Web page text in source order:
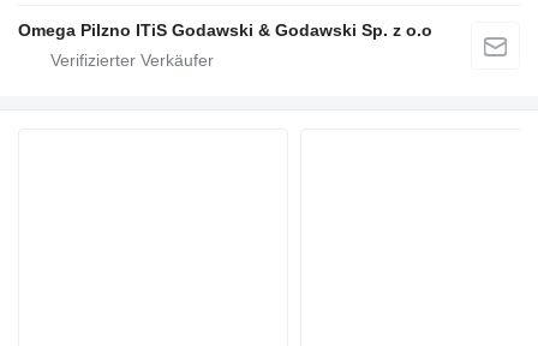
Omega Pilzno ITiS Godawski & Godawski Sp. z o.o